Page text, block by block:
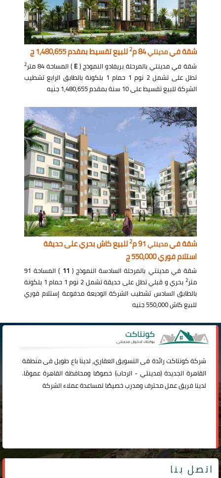
شقة فيمدينتي84 م 2للبيع تقسيط بمقدم 1,480,655 ج
شقة في مدينتي بالمرحلة بريفادو النموذج (E ) المساحة 84 متر 2
تطل على تشمل 2 نوم 1 حمام 1 بلكونة بالطابق الرابع تشطيب
الشركة للبيع تقسيط على 10 سنة بمقدم 1,480,655 جنيه
شقة فيمدينتي 2للبيع كاش بحري على حديقة
استلام فوري 550,000 ج
شقة في مدينتي بالمرحلة السادسة النموذج ( 11
) المساحة 91
متر2
بحري و قبلي تطل على حديقة تشمل 2 نوم 1 حمام 1 بلكونة
بالطابق السادس تشطيب الشركة الوديعة مدفوعة إستلام فوري
للبيع كاش 550,000 جنيه
شركةكونتاكترائدة فى التسويق العقاري، لدينا باع طويل فى منطقة
القاهرة الجديدة (مدينتي -الرحاب) خصوصًا ومحافظة القاهرة عمومًا.
لدينا فريق عمل محترف ومدرب خصيصًا لمساعدة عملاء الشركة
اتصل بنا